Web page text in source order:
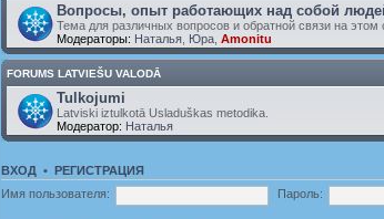
Вопросы, опыт работающих над собой
Тема для различных вопросов и обратной связи на этом
Модераторы: Наталья, Юра, Amonitu
FORUMS LATVIEŠU VALODĀ
Tulkojumi
Latviski iztulkotā Usladuškas metodika.
Модератор: Наталья
ВХОД• РЕГИСТРАЦИЯ
Имя пользователя:
Пароль: